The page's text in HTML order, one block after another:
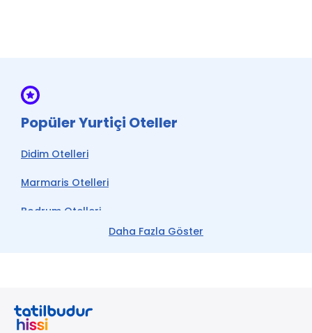
Daha Fazla Göster
Popüler Yurtiçi Oteller
Didim Otelleri
Marmaris Otelleri
Bodrum Otelleri
Antalya Otelleri